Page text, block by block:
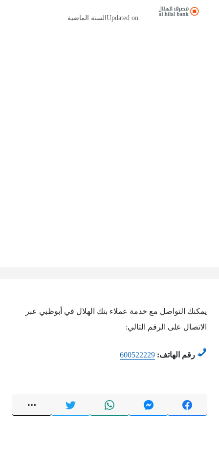
Updated on السنة الماضية
يمكنك التواصل مع خدمة عملاء بنك الهلال في أبوظبي عبر
الاتصال على الرقم التالي:
رقم الهاتف: 600522229